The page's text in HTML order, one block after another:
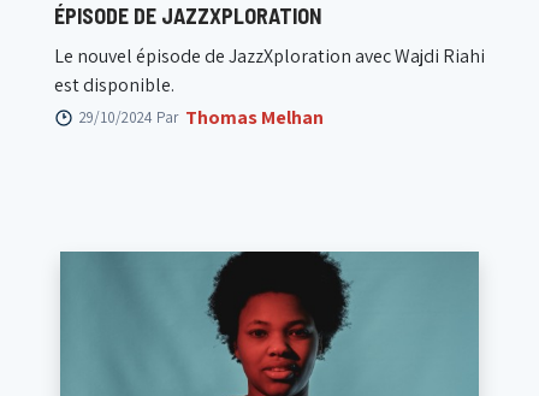
ÉPISODE DE JAZZXPLORATION
Le nouvel épisode de JazzXploration avec Wajdi Riahi
est disponible.
29/10/2024 Par Thomas Melhan